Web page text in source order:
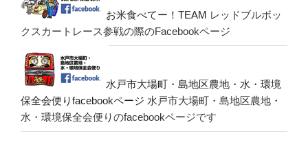
お米食べてー！TEAM レッドブルボッ
クスカートレース参戦の際のFacebookページ
水戸市大場町・島地区農地・水・環境
保全会便りfacebookページ 水戸市大場町・島地区農地・
水・環境保全会便りのfacebookページです